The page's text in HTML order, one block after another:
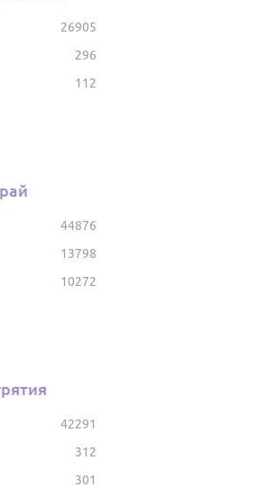
26905
296
112
44876
13798
10272
42291
312
301